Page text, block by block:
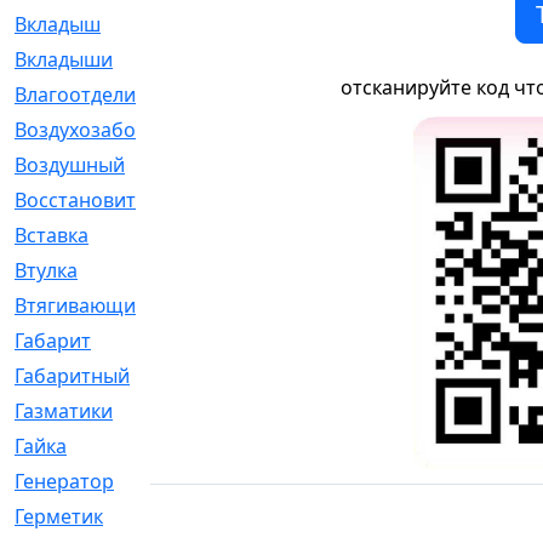
Вкладыш
Вкладыши
Влагоотделитель
Воздухозаборник
Воздушный
Восстановительный
Вставка
Втулка
Втягивающий
Габарит
Габаритный
Газматики
Гайка
Генератор
[148]
Герметик
отсканируйте код